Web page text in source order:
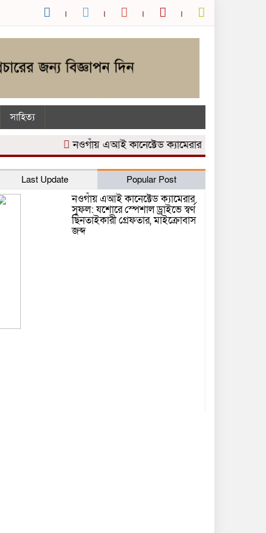
সাহিত্য
নওগাঁয় এআই কানেক্টেড ক্যামেরার সুফল: যশোরে
Last Update Popular Post
নওগাঁয় এআই কানেক্টেড ক্যামেরার
সুফল: যশোরে স্পেশাল ড্রাইভে স্বর্ণ
ছিনতাইকারী গ্রেফতার, মাইক্রোবাস
জব্দ